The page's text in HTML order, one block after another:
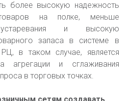
более высокую надежность
товаров на полке, меньше
и высокую
запаса в системе в
в таком случае, является
агрегации и сглаживания
в торговых точках.